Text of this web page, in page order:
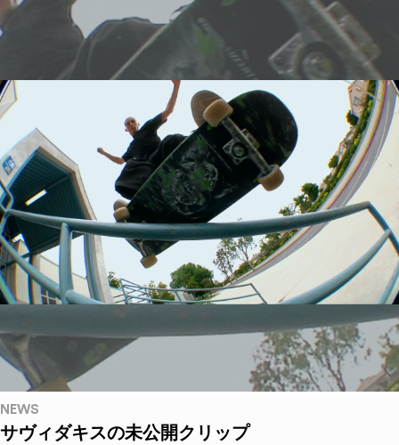
NEWS
サヴィダキスの未公開クリップ